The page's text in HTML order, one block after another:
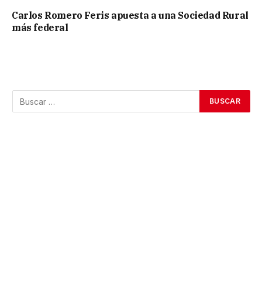
Carlos Romero Feris apuesta a una Sociedad Rural
más federal